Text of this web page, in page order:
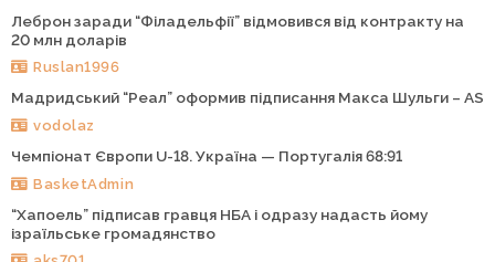
Леброн заради “Філадельфії” відмовився від контракту на
20 млн доларів
Ruslan1996
Мадридський “Реал” оформив підписання Макса Шульги – AS
vodolaz
Чемпіонат Європи U-18. Україна — Португалія 68:91
BasketAdmin
“Хапоель” підписав гравця НБА і одразу надасть йому
ізраїльське громадянство